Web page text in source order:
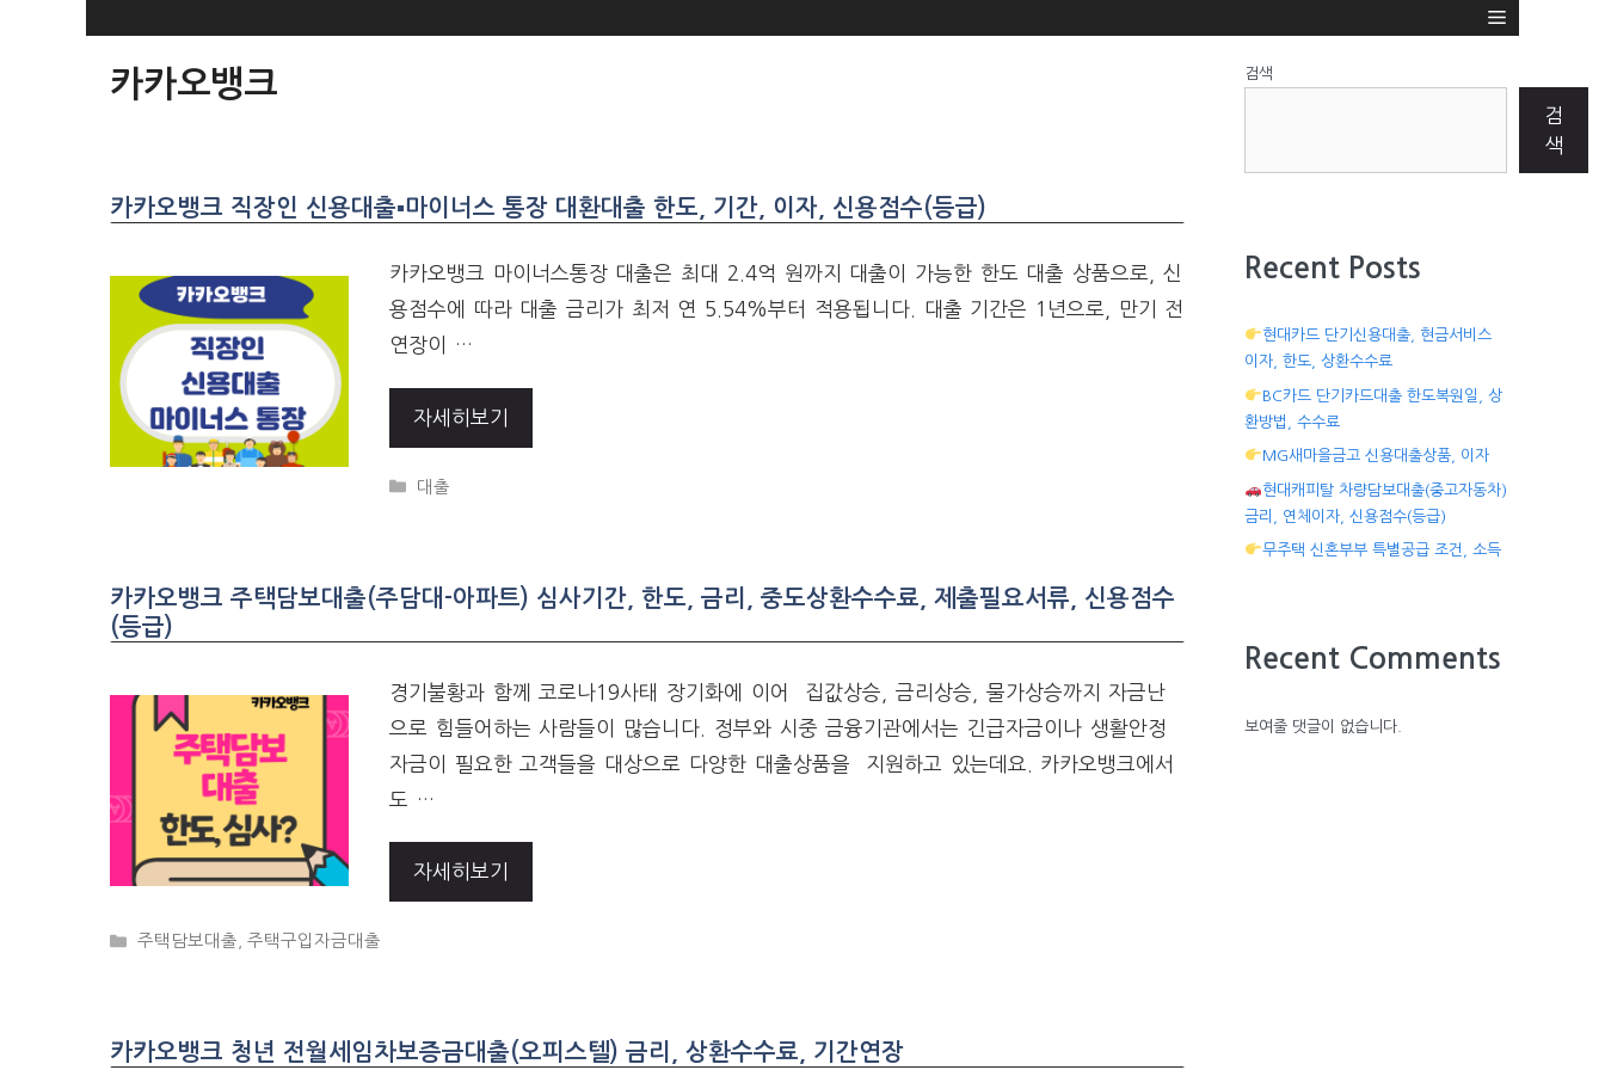
카카오뱅크
카카오뱅크 직장인 신용대출▪마이너스 통장 대환대출 한도, 기간, 이자, 신용점수(등급)
카카오뱅크 마이너스통장 대출은 최대 2.4억 원까지 대출이 가능한 한도 대출 상품으로, 신
용점수에 따라 대출 금리가 최저 연 5.54%부터 적용됩니다. 대출 기간은 1년으로, 만기 전
연장이 …
자세히보기
CATEGORIES
대출
카카오뱅크 주택담보대출(주담대-아파트) 심사기간, 한도, 금리, 중도상환수수료, 제출필요서류, 신용점수
(등급)
경기불황과 함께 코로나19사태 장기화에 이어 집값상승, 금리상승, 물가상승까지 자금난
으로 힘들어하는 사람들이 많습니다. 정부와 시중 금융기관에서는 긴급자금이나 생활안정
자금이 필요한 고객들을 대상으로 다양한 대출상품을 지원하고 있는데요. 카카오뱅크에서
도 …
자세히보기
CATEGORIES
주택담보대출 ,주택구입자금대출
카카오뱅크 청년 전월세임차보증금대출(오피스텔) 금리, 상환수수료, 기간연장
검색
검
색
Recent Posts
현대카드 단기신용대출, 현금서비스
이자, 한도, 상환수수료
BC카드 단기카드대출 한도복원일, 상
환방법, 수수료
MG새마을금고 신용대출상품, 이자
현대캐피탈 차량담보대출(중고자동차)
금리, 연체이자, 신용점수(등급)
무주택 신혼부부 특별공급 조건, 소득
Recent Comments
보여줄 댓글이 없습니다.